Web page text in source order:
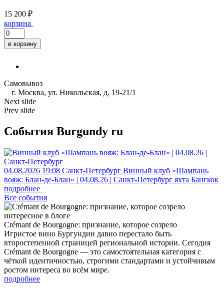
15 200 ₽
корзина
в корзину
Самовывоз
г. Москва, ул. Никольская, д. 19-21/1
Next slide
Prev slide
События Burgundy ru
04.08.2026 19:08 Санкт-Петербург Винный клуб «Шампань
вояж: Блан-де-Блан» | 04.08.26 | Санкт-Петербург яхта Бангкок
подробнее
Все события
интересное в блоге
Crémant de Bourgogne: признание, которое созрело
Игристое вино Бургундии давно перестало быть
второстепенной страницей региональной истории. Сегодня
Crémant de Bourgogne — это самостоятельная категория с
чёткой идентичностью, строгими стандартами и устойчивым
ростом интереса во всём мире.
подробнее